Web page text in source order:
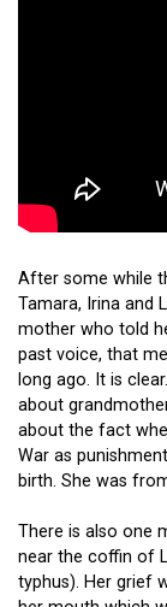
After some while
Tamara, Irina and
mother who told
past voice, that
long ago. It is
about
about the fact
War as
birth. She was
There is also one
near the coffin of
typhus). Her grief